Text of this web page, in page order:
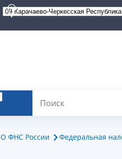
О ФНС России Федеральная